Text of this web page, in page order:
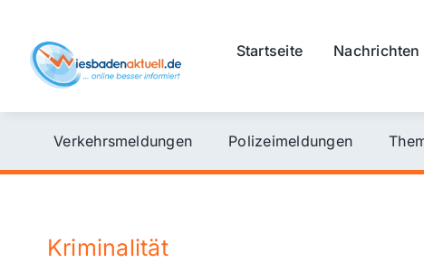
content
Startseite Nachrichten
Verkehrsmeldungen Polizeimeldungen
Kriminalität